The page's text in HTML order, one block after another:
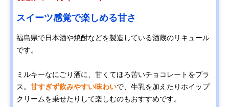
スイーツ感覚で楽しめる甘さ
福島県で日本酒や焼酎などを製造している酒蔵のリキュール
です。
ミルキーなにごり酒に、甘くてほろ苦いチョコレートをプラ
ス。 甘すぎず飲みやすい味わいで、牛乳を加えたりホイップ
クリームを乗せたりして楽しむのもおすすめです。